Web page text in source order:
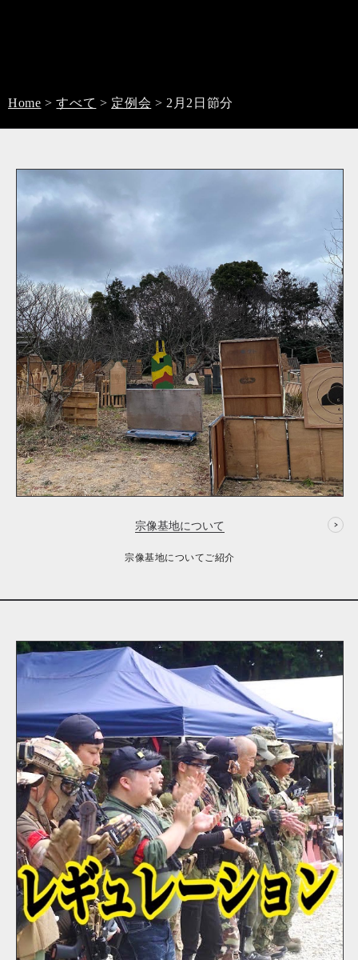
Home >すべて > 定例会 > 2月2日節分
宗像基地について
宗像基地についてご紹介